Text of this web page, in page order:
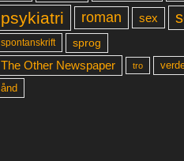
psykiatri roman sex
spontanskrift sprog
The Other Newspaper tro
ånd